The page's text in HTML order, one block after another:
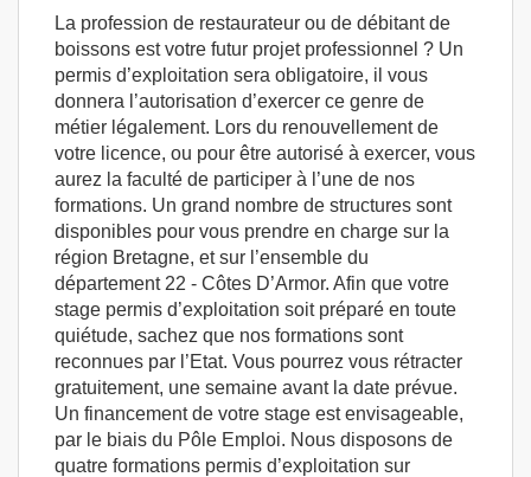
La profession de restaurateur ou de débitant de
boissons est votre futur projet professionnel ? Un
permis d’exploitation sera obligatoire, il vous
donnera l’autorisation d’exercer ce genre de
métier légalement. Lors du renouvellement de
votre licence, ou pour être autorisé à exercer, vous
aurez la faculté de participer à l’une de nos
formations. Un grand nombre de structures sont
disponibles pour vous prendre en charge sur la
région Bretagne, et sur l’ensemble du
département 22 - Côtes D’Armor. Afin que votre
stage permis d’exploitation soit préparé en toute
quiétude, sachez que nos formations sont
reconnues par l’Etat. Vous pourrez vous rétracter
gratuitement, une semaine avant la date prévue.
Un financement de votre stage est envisageable,
par le biais du Pôle Emploi. Nous disposons de
quatre formations permis d’exploitation sur